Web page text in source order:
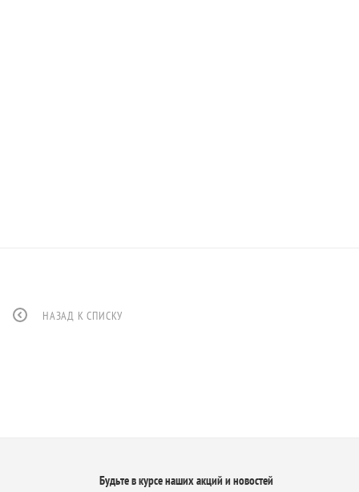
НАЗАД К СПИСКУ
Будьте в курсе наших акций и новостей